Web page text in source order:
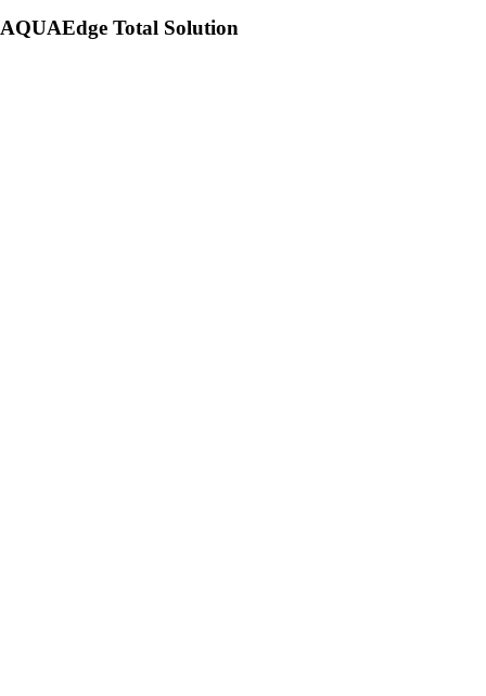
AQUAEdge Total Solution